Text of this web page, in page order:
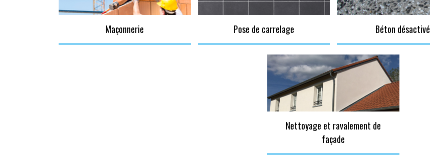
Maçonnerie Pose de carrelage Béton désactivé
Nettoyage et ravalement de
façade